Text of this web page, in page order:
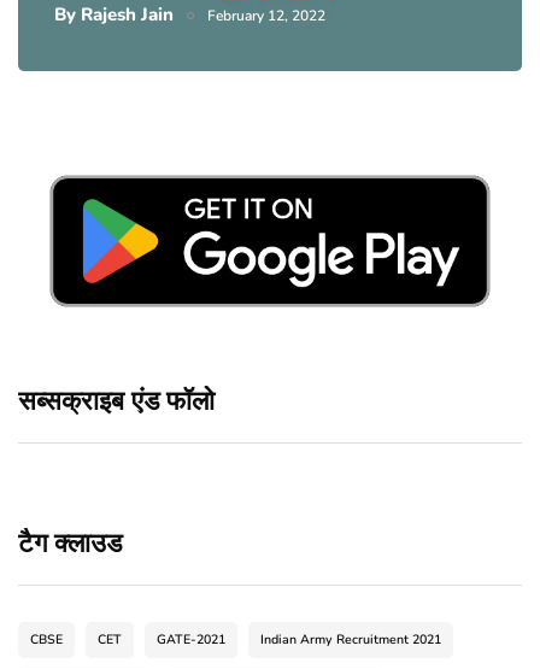
By Rajesh Jain February 12, 2022
सब्सक्राइब एंड फॉलो
टैग क्लाउड
CBSE CET GATE-2021 Indian Army Recruitment 2021